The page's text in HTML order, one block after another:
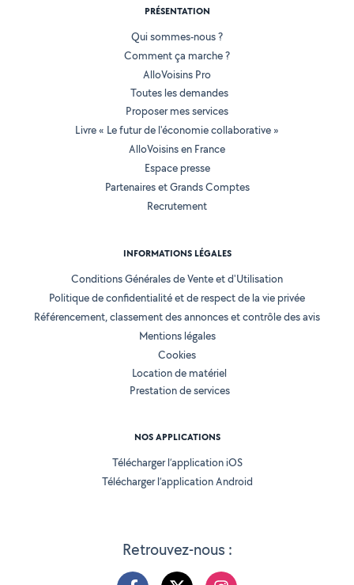
Retrouvez-nous :
PRÉSENTATION
Qui sommes-nous ?
Comment ça marche ?
AlloVoisins Pro
Toutes les demandes
Proposer mes services
Livre « Le futur de l'économie collaborative »
AlloVoisins en France
Espace presse
Partenaires et Grands Comptes
Recrutement
INFORMATIONS LÉGALES
Conditions Générales de Vente et d'Utilisation
Politique de confidentialité et de respect de la vie privée
Référencement, classement des annonces et contrôle des avis
Mentions légales
Cookies
Location de matériel
Prestation de services
NOS APPLICATIONS
Télécharger l’application iOS
Télécharger l’application Android